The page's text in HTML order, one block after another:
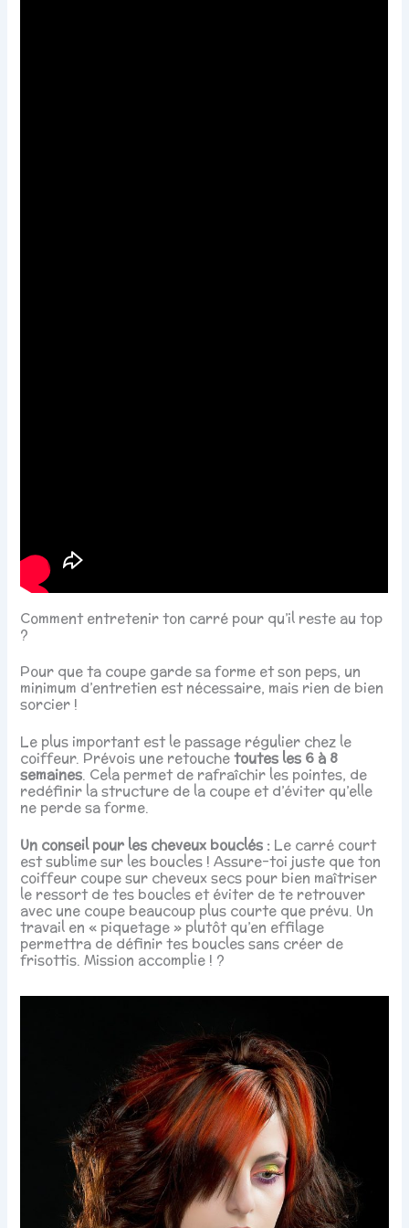
Comment entretenir ton carré pour qu’il reste au top
?
Pour que ta coupe garde sa forme et son peps, un
minimum d’entretien est nécessaire, mais rien de bien
sorcier !
Le plus important est le passage régulier chez le
coiffeur. Prévois une retouchetoutes les 6 à 8
semaines. Cela permet de rafraîchir les pointes, de
redéfinir la structure de la coupe et d’éviter qu’elle
ne perde sa forme.
Un conseil pour les cheveux bouclés : Le carré court
est sublime sur les boucles ! Assure-toi juste que ton
coiffeur coupe sur cheveux secs pour bien maîtriser
le ressort de tes boucles et éviter de te retrouver
avec une coupe beaucoup plus courte que prévu. Un
travail en « piquetage » plutôt qu’en effilage
permettra de définir tes boucles sans créer de
frisottis. Mission accomplie ! ?